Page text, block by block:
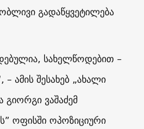
გადაწყვეტილება
სახელწოდებით –
ამის შესახებ „ახალი
ვაშაძემ
ოფისში ოპოზიციური